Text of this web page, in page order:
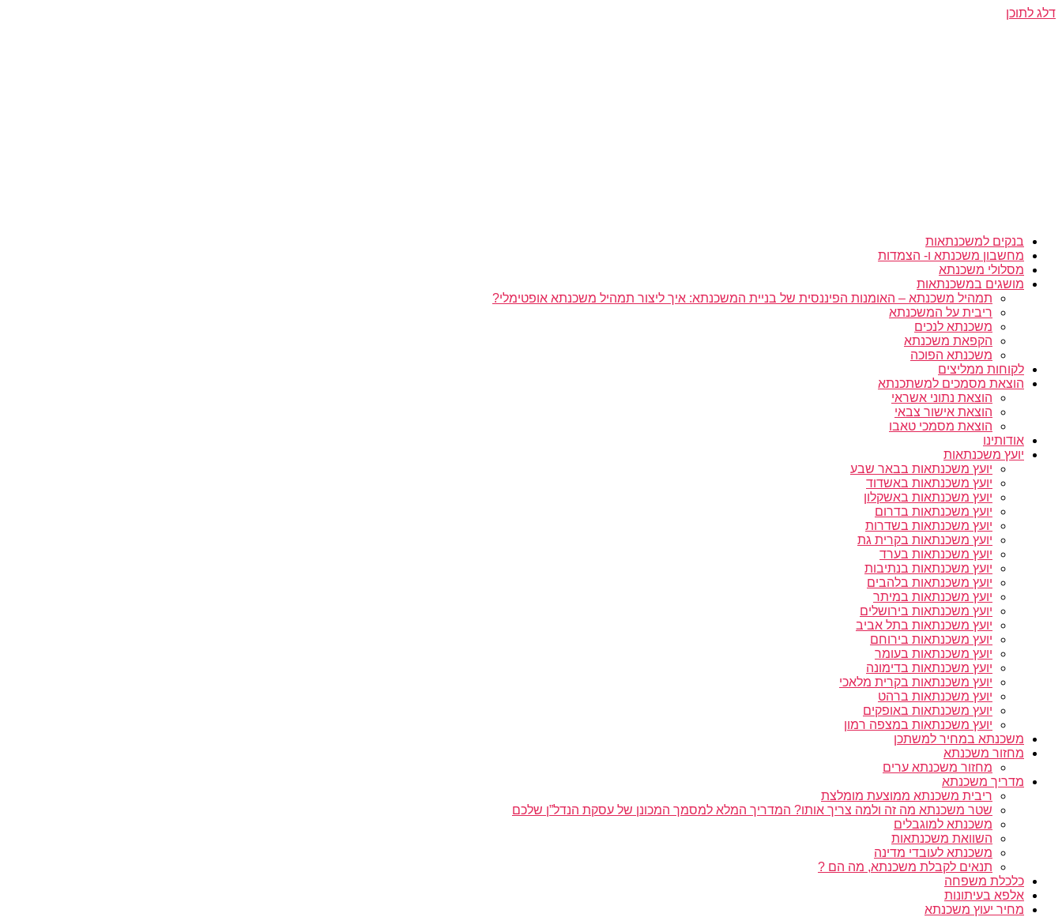
דלג לתוכן
בנקים למשכנתאות
מחשבון משכנתא ו- הצמדות
מסלולי משכנתא
מושגים במשכנתאות
תמהיל משכנתא – האומנות הפיננסית של בניית המשכנתא: איך ליצור תמהיל משכנתא אופטימלי?
ריבית על המשכנתא
משכנתא לנכים
הקפאת משכנתא
משכנתא הפוכה
לקוחות ממליצים
הוצאת מסמכים למשתכנתא
הוצאת נתוני אשראי
הוצאת אישור צבאי
הוצאת מסמכי טאבו
אודותינו
יועץ משכנתאות
יועץ משכנתאות בבאר שבע
יועץ משכנתאות באשדוד
יועץ משכנתאות באשקלון
יועץ משכנתאות בדרום
יועץ משכנתאות בשדרות
יועץ משכנתאות בקרית גת
יועץ משכנתאות בערד
יועץ משכנתאות בנתיבות
יועץ משכנתאות בלהבים
יועץ משכנתאות במיתר
יועץ משכנתאות בירושלים
יועץ משכנתאות בתל אביב
יועץ משכנתאות בירוחם
יועץ משכנתאות בעומר
יועץ משכנתאות בדימונה
יועץ משכנתאות בקרית מלאכי
יועץ משכנתאות ברהט
יועץ משכנתאות באופקים
יועץ משכנתאות במצפה רמון
משכנתא במחיר למשתכן
מחזור משכנתא
מחזור משכנתא ערים
מדריך משכנתא
ריבית משכנתא ממוצעת מומלצת
שטר משכנתא מה זה ולמה צריך אותו? המדריך המלא למסמך המכונן של עסקת הנדל”ן שלכם
משכנתא למוגבלים
השוואת משכנתאות
משכנתא לעובדי מדינה
תנאים לקבלת משכנתא, מה הם ?
כלכלת משפחה
אלפא בעיתונות
מחיר יעוץ משכנתא